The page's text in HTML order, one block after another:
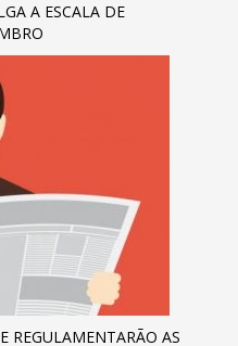
A ESCALA DE
REGULAMENTARÃO AS